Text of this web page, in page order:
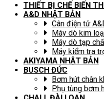
THIẾT BỊ CHẾ BIẾN
A&D NHẬT BẢN
Cân điện tử
Máy dò kim
Máy dò tạp
Máy kiểm tra
AKIYAMA NHẬT BẢN
BUSCH ĐỨC
Bơm hút chân
Phụ tùng bơm